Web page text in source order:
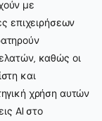
με
επιχειρήσεων
καθώς οι
και
χρήση αυτών
AI στο